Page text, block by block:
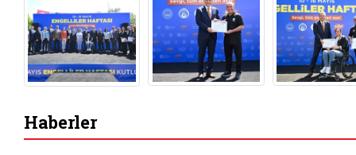
Haberler